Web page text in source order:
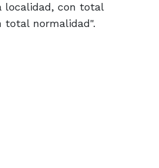
localidad, con total
total normalidad".